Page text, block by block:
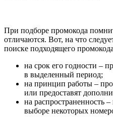
При подборе промокода
отличаются. Вот, на что
поиске подходящего
на срок его годности –
в выделенный период;
на принцип работы –
или предоставят
на распространенность
выборе некоторых